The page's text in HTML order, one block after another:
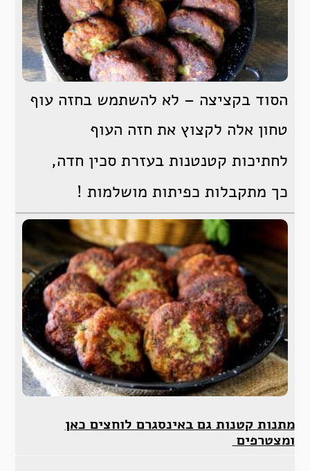
הסוד בקציצה – לא להשתמש בחזה עוף
טחון אלה לקצוץ את חזה העוף
לחתיכות קטנטנות בעזרת סכין חדה,
כך מתקבלות כפיתות מושלמות !
מתנות קטנות גם באינסגרם לוחצים כאן
ומצטרפים